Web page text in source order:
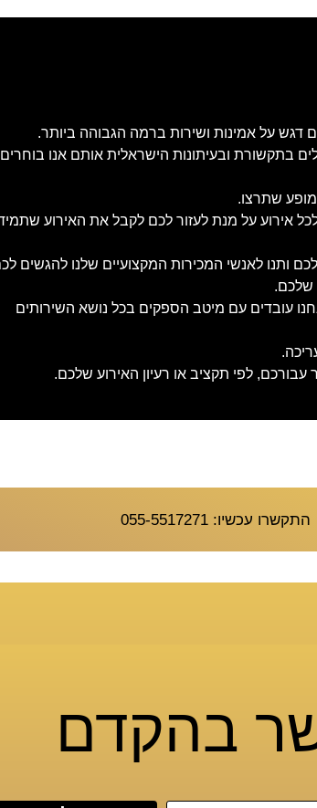
דגש על אמינות ושירות ברמה הגבוהה ביותר.
בתקשורת ובעיתונות הישראלית אותם אנו בוחרים
מופע שתרצו.
אירוע על מנת לעזור לכם לקבל את האירוע
ותנו לאנשי המכירות המקצועיים שלנו להגשים
שלכם.
עובדים עם מיטב הספקים בכל נושא השירותים
לפי תקציב או רעיון האירוע שלכם.
התקשרו עכשיו: 055-5517271
בהקדם